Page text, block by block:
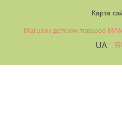
Карта
Магазин детских товаров
UA